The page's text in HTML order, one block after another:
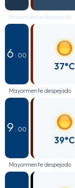
Mayormente despejado
6 : 00
37°C
Mayormente despejado
9 : 00
39°C
Mayormente despejado